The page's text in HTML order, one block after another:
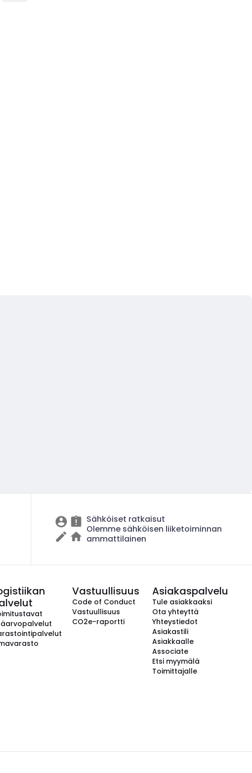
Sähköiset ratkaisut
Olemme sähköisen liiketoiminnan
ammattilainen
Vastuullisuus
Code of Conduct
Vastuullisuus
CO2e-raportti
Asiakaspalvelu
Tule asiakkaaksi
Ota yhteyttä
Yhteystiedot
Asiakastili
Asiakkaalle
Associate
Etsi myymälä
Toimittajalle